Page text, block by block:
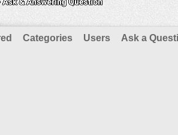
Categories Users Ask a